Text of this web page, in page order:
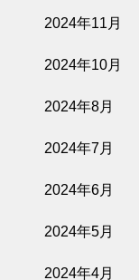
2024年11月
2024年10月
2024年8月
2024年7月
2024年6月
2024年5月
2024年4月